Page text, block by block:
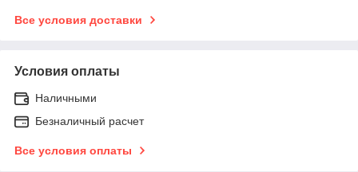
Все условия доставки
Условия оплаты
Наличными
Безналичный расчет
Все условия оплаты